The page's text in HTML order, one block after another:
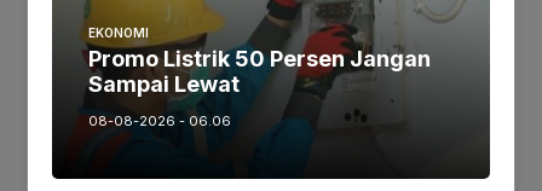
EKONOMI
Promo Listrik 50 Persen Jangan
Sampai Lewat
08-08-2026 - 06.06